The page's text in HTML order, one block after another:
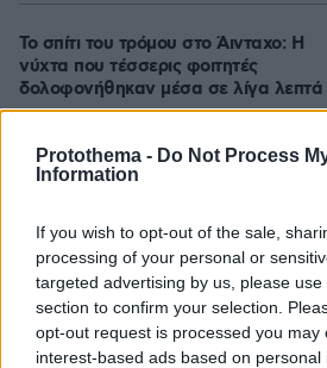
Protothema - Do Not Process
Information
If you wish to opt-out of the sale,
processing of your personal or
targeted advertising by us, please
section to confirm your selection.
opt-out request is processed you may
interest-based ads based on
Το σπίτι του τρόμου στο Άινταχο: Η
νύχτα που τέσσερις φοιτητές
δολοφονήθηκαν μέσα σε λίγα λεπτά
Ποιοι κρύβονται πίσω από το viral
τραγούδι Μου Χρωστάς Έναν
Αύγουστο: «Δεν βασίστηκε στον
Μητροπάνο», τι απαντάνε για τη
χρήση AI